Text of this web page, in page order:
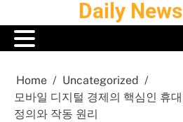
to
content
Daily
Home
Uncategorized
모바일 디지털 경제의 핵심인 휴
정의와 작동 원리